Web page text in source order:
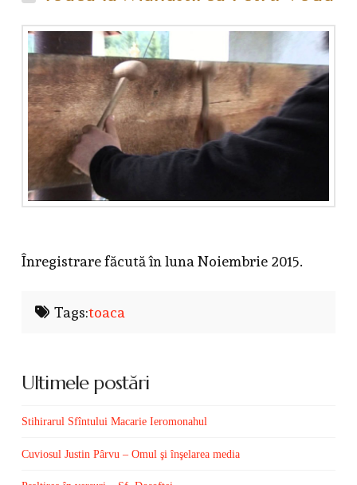
Înregistrare făcută în luna Noiembrie 2015.
Tags:toaca
Ultimele postări
Stihirarul Sfîntului Macarie Ieromonahul
Cuviosul Justin Pârvu – Omul şi înşelarea media